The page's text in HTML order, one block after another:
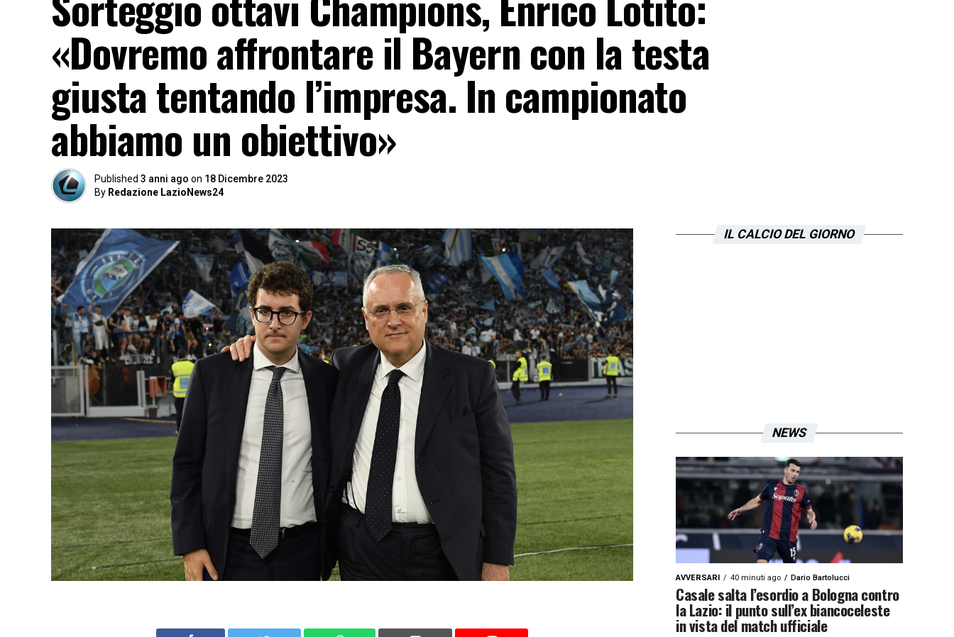
«Dovremo affrontare il Bayern con la testa
giusta tentando l’impresa. In campionato
abbiamo un obiettivo»
Published 3 anni ago on 18 Dicembre 2023
By Redazione LazioNews24
IL CALCIO DEL GIORNO
NEWS
AVVERSARI 40 minuti ago Dario Bartolucci
Casale salta l’esordio a Bologna contro
la Lazio: il punto sull’ex biancoceleste
in vista del match ufficiale